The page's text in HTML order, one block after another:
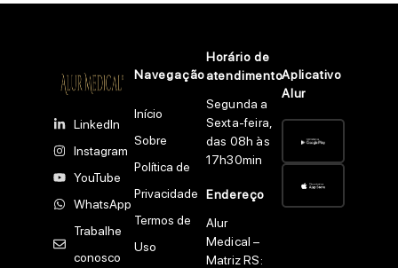
Navegação
Início
Sobre
Política de
Privacidade
Termos de
Uso
LinkedIn
Instagram
YouTube
WhatsApp
Trabalhe
conosco
Endereço
Alur
Medical –
Matriz RS:
Horário de
atendimento
Segunda a
Sexta-feira,
das 08h às
17h30min
Aplicativo
Alur